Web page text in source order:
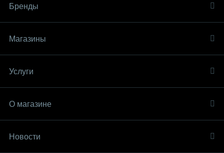
Бренды
Магазины
Услуги
О магазине
Новости